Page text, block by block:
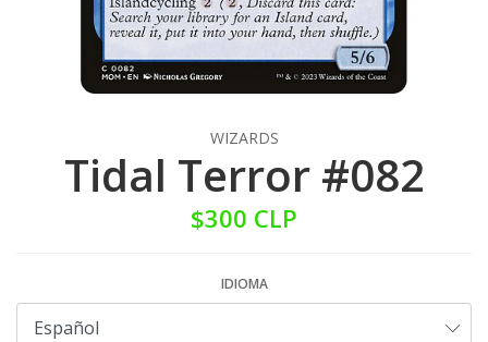
WIZARDS
Tidal Terror #082
$300 CLP
IDIOMA